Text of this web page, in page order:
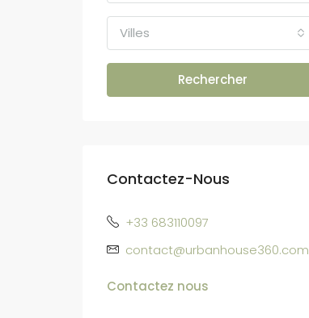
Villes
Rechercher
Contactez-Nous
+33 683110097
contact@urbanhouse360.com
Contactez nous